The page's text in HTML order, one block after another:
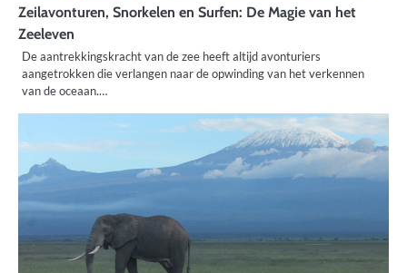
Zeilavonturen, Snorkelen en Surfen: De Magie van het
Zeeleven
De aantrekkingskracht van de zee heeft altijd avonturiers
aangetrokken die verlangen naar de opwinding van het verkennen
van de oceaan.…